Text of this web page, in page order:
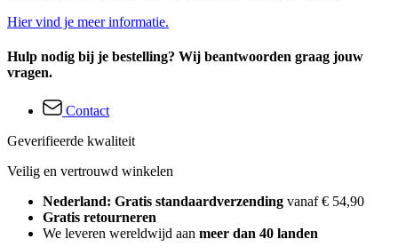
Hier vind je meer informatie.
Hulp nodig bij je bestelling? Wij beantwoorden graag jouw
vragen.
Contact
Geverifieerde kwaliteit
Veilig en vertrouwd winkelen
Nederland: Gratis standaardverzending vanaf € 54,90
Gratis retourneren
We leveren wereldwijd aan meer dan 40 landen